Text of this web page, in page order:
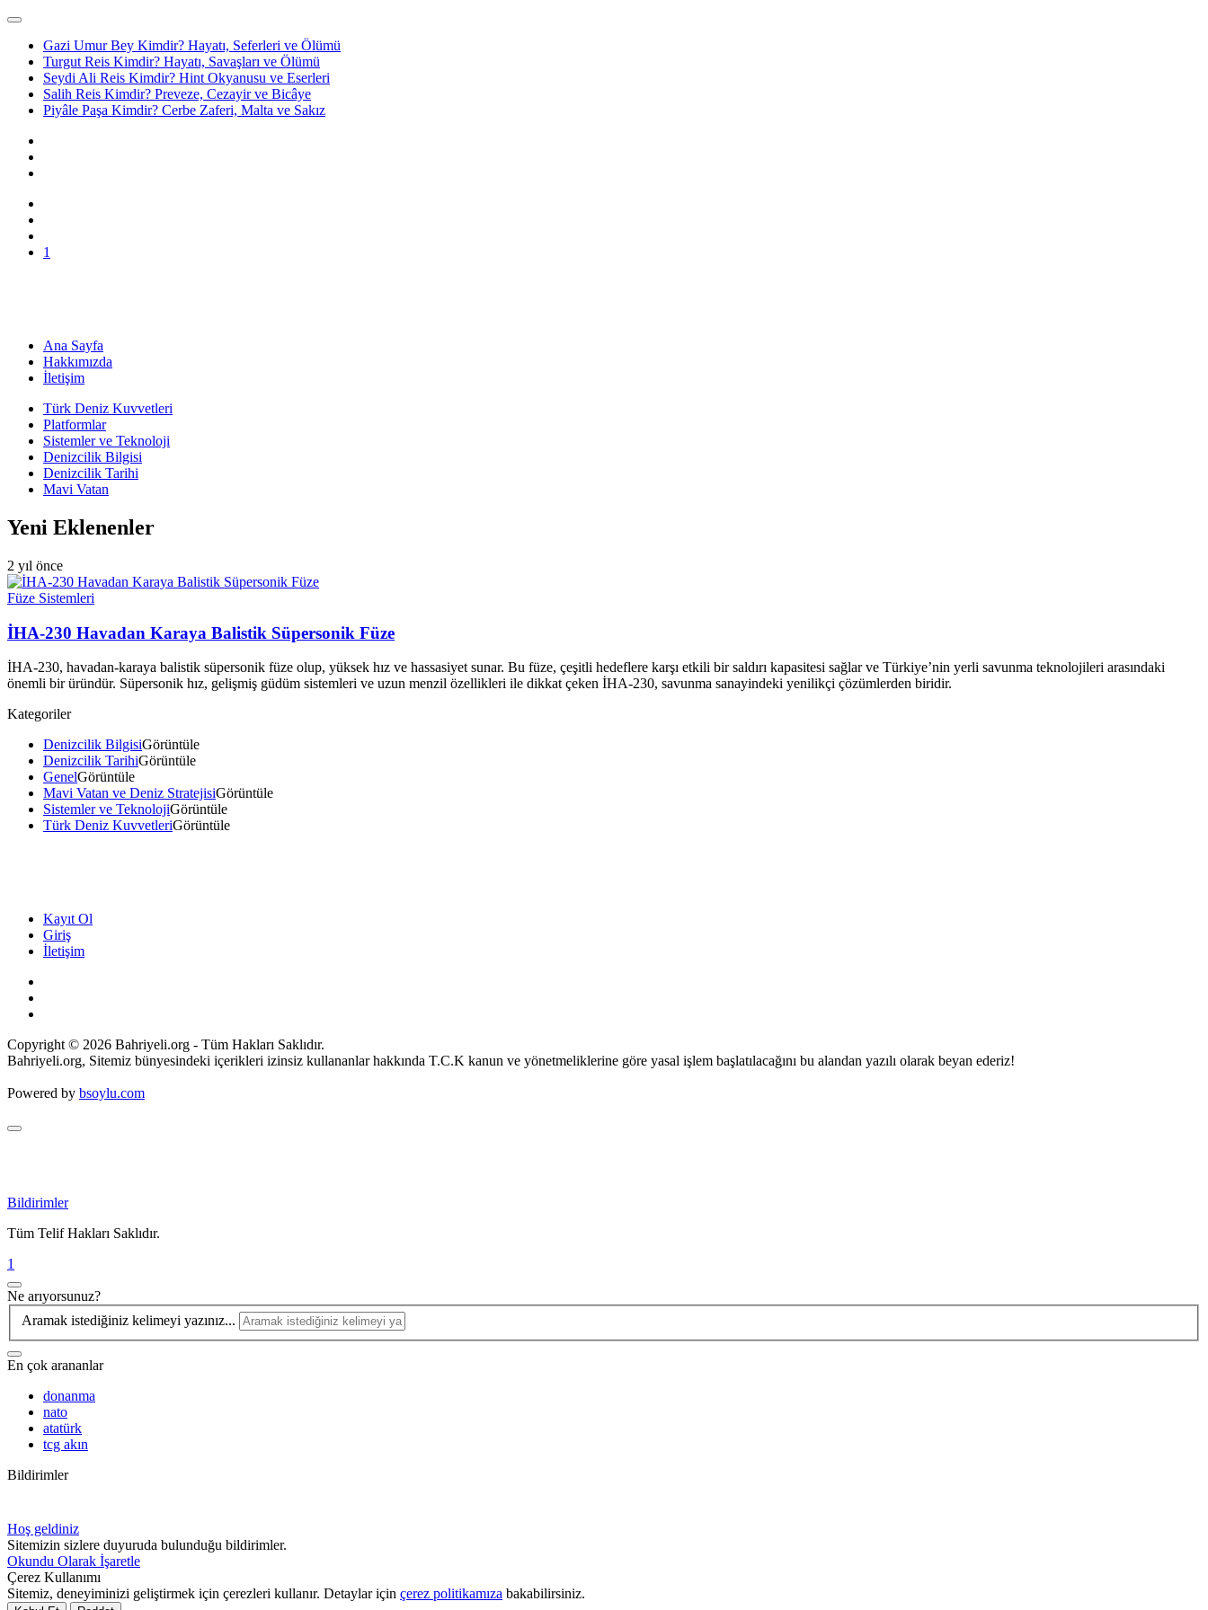
Gazi Umur Bey Kimdir? Hayatı, Seferleri ve Ölümü
Turgut Reis Kimdir? Hayatı, Savaşları ve Ölümü
Seydi Ali Reis Kimdir? Hint Okyanusu ve Eserleri
Salih Reis Kimdir? Preveze, Cezayir ve Bicâye
Piyâle Paşa Kimdir? Cerbe Zaferi, Malta ve Sakız
1
Ana Sayfa
Hakkımızda
İletişim
Türk Deniz Kuvvetleri
Platformlar
Sistemler ve Teknoloji
Denizcilik Bilgisi
Denizcilik Tarihi
Mavi Vatan
Yeni Eklenenler
2 yıl önce
Füze Sistemleri
İHA-230 Havadan Karaya Balistik Süpersonik Füze
İHA-230, havadan-karaya balistik süpersonik füze olup, yüksek hız ve hassasiyet sunar. Bu füze, çeşitli hedeflere karşı etkili bir saldırı kapasitesi sağlar ve Türkiye’nin yerli savunma teknolojileri arasındaki
önemli bir üründür. Süpersonik hız, gelişmiş güdüm sistemleri ve uzun menzil özellikleri ile dikkat çeken İHA-230, savunma sanayindeki yenilikçi çözümlerden biridir.
Kategoriler
Denizcilik BilgisiGörüntüle
Denizcilik TarihiGörüntüle
GenelGörüntüle
Mavi Vatan ve Deniz StratejisiGörüntüle
Sistemler ve TeknolojiGörüntüle
Türk Deniz KuvvetleriGörüntüle
Kayıt Ol
Giriş
İletişim
Copyright © 2026 Bahriyeli.org - Tüm Hakları Saklıdır.
Bahriyeli.org, Sitemiz bünyesindeki içerikleri izinsiz kullananlar hakkında T.C.K kanun ve yönetmeliklerine göre yasal işlem başlatılacağını bu alandan yazılı olarak beyan ederiz!
Powered by bsoylu.com
Bildirimler
Tüm Telif Hakları Saklıdır.
1
Ne arıyorsunuz?
Aramak istediğiniz kelimeyi yazınız...
En çok arananlar
donanma
nato
atatürk
tcg akın
Bildirimler
Hoş geldiniz
Sitemizin sizlere duyuruda bulunduğu bildirimler.
Okundu Olarak İşaretle
Çerez Kullanımı
Sitemiz, deneyiminizi geliştirmek için çerezleri kullanır. Detaylar için çerez politikamıza bakabilirsiniz.